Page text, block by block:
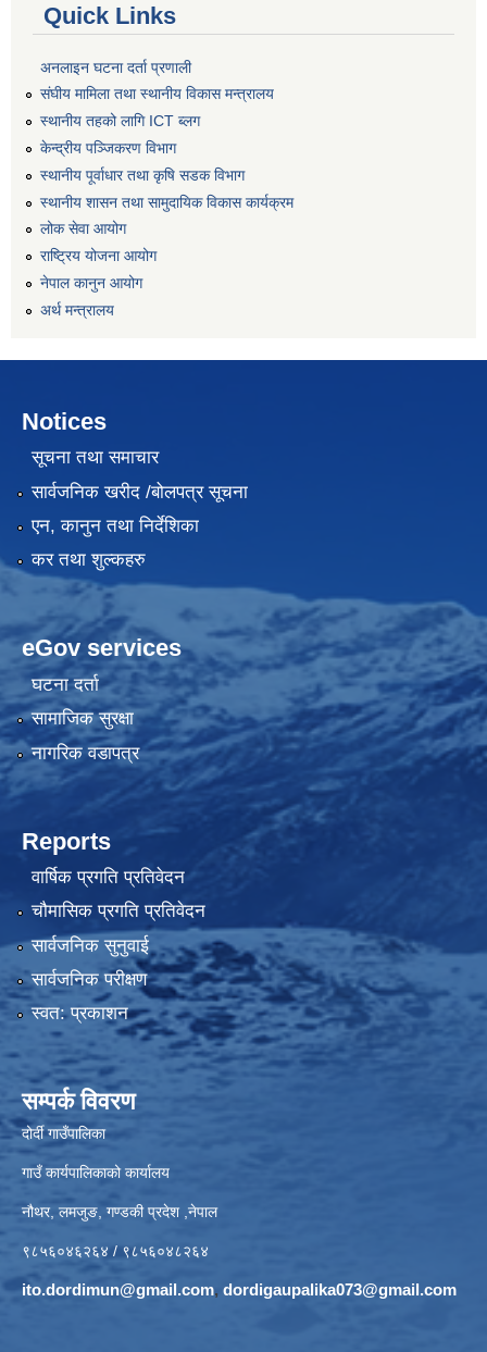
Quick Links
अनलाइन घटना दर्ता प्रणाली
संघीय मामिला तथा स्थानीय विकास मन्त्रालय
स्थानीय तहको लागि ICT ब्लग
केन्द्रीय पञ्जिकरण विभाग
स्थानीय पूर्वाधार तथा कृषि सडक विभाग
स्थानीय शासन तथा सामुदायिक विकास कार्यक्रम
लोक सेवा आयोग
राष्ट्रिय योजना आयोग
नेपाल कानुन आयोग
अर्थ मन्त्रालय
Notices
सूचना तथा समाचार
सार्वजनिक खरीद /बोलपत्र सूचना
एन, कानुन तथा निर्देशिका
कर तथा शुल्कहरु
eGov services
घटना दर्ता
सामाजिक सुरक्षा
नागरिक वडापत्र
Reports
वार्षिक प्रगति प्रतिवेदन
चौमासिक प्रगति प्रतिवेदन
सार्वजनिक सुनुवाई
सार्वजनिक परीक्षण
स्वत: प्रकाशन
सम्पर्क विवरण
दोर्दी गाउँपालिका
गाउँ कार्यपालिकाको कार्यालय
नौथर, लमजुङ, गण्डकी प्रदेश ,नेपाल
९८५६०४६२६४ / ९८५६०४८२६४
ito.dordimun@gmail.com, dordigaupalika073@gmail.com